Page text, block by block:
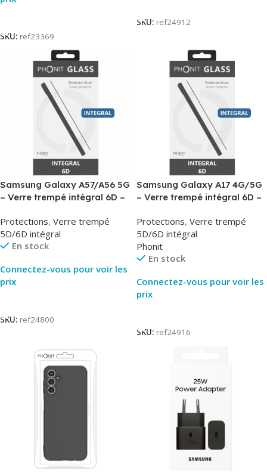
SKU: ref23369
SKU: ref24912
Samsung Galaxy A57/A56 5G
– Verre trempé intégral 6D –
Protections, Verre trempé
5D/6D intégral
En stock
Connectez-vous pour voir les
prix
SKU: ref24800
Samsung Galaxy A17 4G/5G
– Verre trempé intégral 6D –
Protections, Verre trempé
5D/6D intégral
Phonit
En stock
Connectez-vous pour voir les
prix
SKU: ref24916